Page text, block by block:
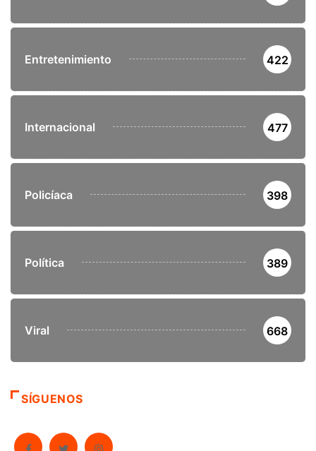
Entretenimiento 422
Internacional 477
Policíaca 398
Política 389
Viral 668
SÍGUENOS